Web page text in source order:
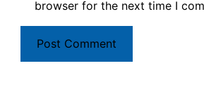
browser for the next time I